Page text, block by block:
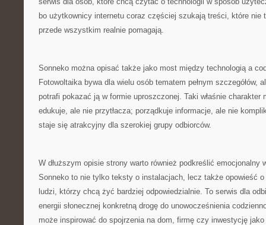
bo użytkownicy internetu coraz częściej szukają treści, które nie
przede wszystkim realnie pomagają.
Sonneko można opisać także jako most między technologią a
Fotowoltaika bywa dla wielu osób tematem pełnym szczegółów,
potrafi pokazać ją w formie uproszczonej. Taki właśnie charakter
edukuje, ale nie przytłacza; porządkuje informacje, ale nie
staje się atrakcyjny dla szerokiej grupy odbiorców.
W dłuższym opisie strony warto również podkreślić emocjonalny
Sonneko to nie tylko teksty o instalacjach, lecz także opowieść o
ludzi, którzy chcą żyć bardziej odpowiedzialnie. To serwis dla
energii słonecznej konkretną drogę do unowocześnienia
może inspirować do spojrzenia na dom, firmę czy inwestycję